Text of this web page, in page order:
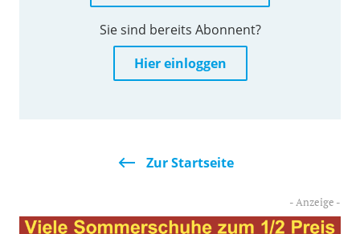
Sie sind bereits Abonnent?
Hier einloggen
Zur Startseite